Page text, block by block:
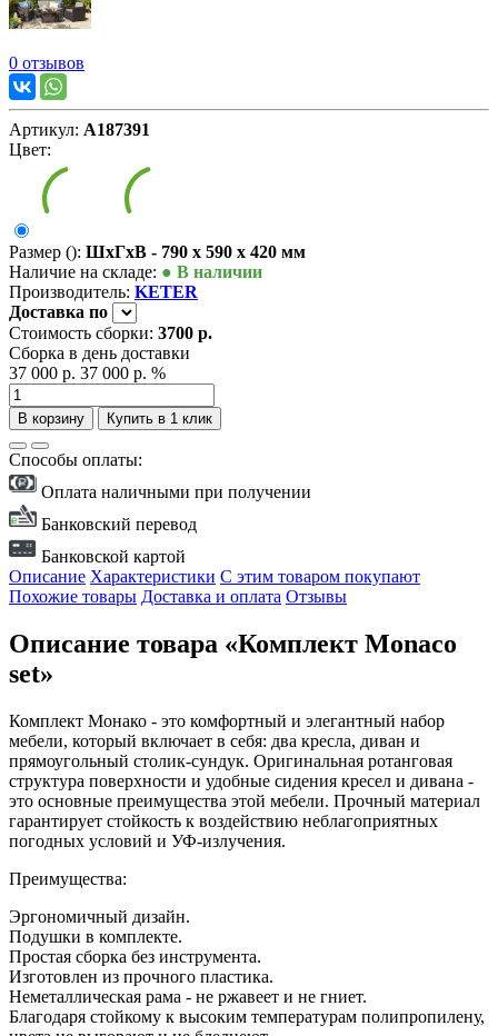
0 отзывов
Артикул: А187391
Цвет:
Размер (): ШxГxВ - 790 x 590 x 420 мм
Наличие на складе: ● В наличии
Производитель: KETER
Доставка по
Стоимость сборки: 3700 р.
Сборка в день доставки
37 000 р. 37 000 р. %
В корзину Купить в 1 клик
Способы оплаты:
Оплата наличными при получении
Банковский перевод
Банковской картой
Описание Характеристики С этим товаром покупают
Похожие товары Доставка и оплата Отзывы
Описание товара «Комплект Monaco
set»
Комплект Монако - это комфортный и элегантный набор
мебели, который включает в себя: два кресла, диван и
прямоугольный столик-сундук. Оригинальная ротанговая
структура поверхности и удобные сидения кресел и дивана -
это основные преимущества этой мебели. Прочный материал
гарантирует стойкость к воздействию неблагоприятных
погодных условий и УФ-излучения.
Преимущества:
Эргономичный дизайн.
Подушки в комплекте.
Простая сборка без инструмента.
Изготовлен из прочного пластика.
Неметаллическая рама - не ржавеет и не гниет.
Благодаря стойкому к высоким температурам полипропилену,